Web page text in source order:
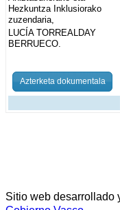
Hezkuntza Inklusiorako
zuzendaria,
LUCÍA TORREALDAY
BERRUECO.
Azterketa dokumentala
Sitio web desarrollado